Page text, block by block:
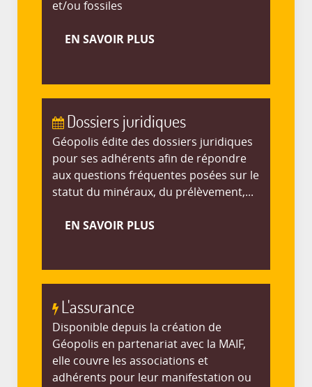
et/ou fossiles
EN SAVOIR PLUS
Dossiers juridiques
Géopolis édite des dossiers juridiques
pour ses adhérents afin de répondre
aux questions fréquentes posées sur le
statut du minéraux, du prélèvement,...
EN SAVOIR PLUS
L'assurance
Disponible depuis la création de
Géopolis en partenariat avec la MAIF,
elle couvre les associations et
adhérents pour leur manifestation ou